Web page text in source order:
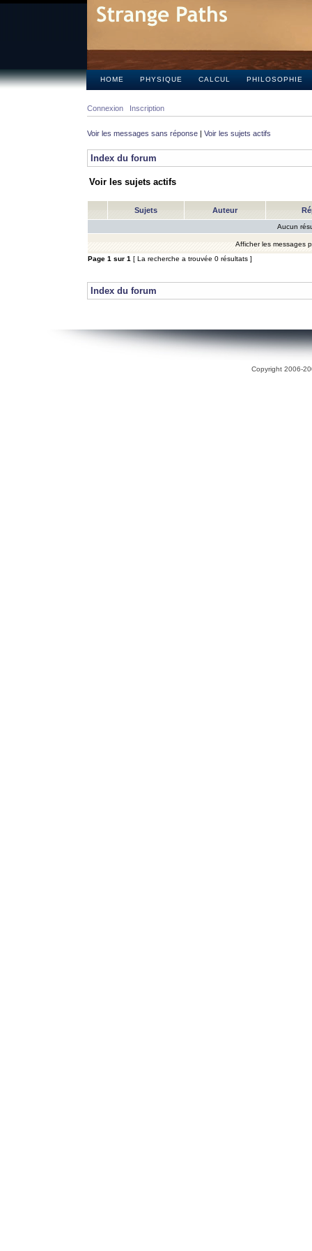
HOME PHYSIQUE CALCUL PHILOSOPHIE
Connexion Inscription
Voir les messages sans réponse | Voir les sujets actifs
Index du forum
Voir les sujets actifs
Sujets Auteur
Aucun
Afficher les messages
Page 1 sur 1 [ La recherche a trouvée 0 résultats ]
Index du forum
Copyright 2006-